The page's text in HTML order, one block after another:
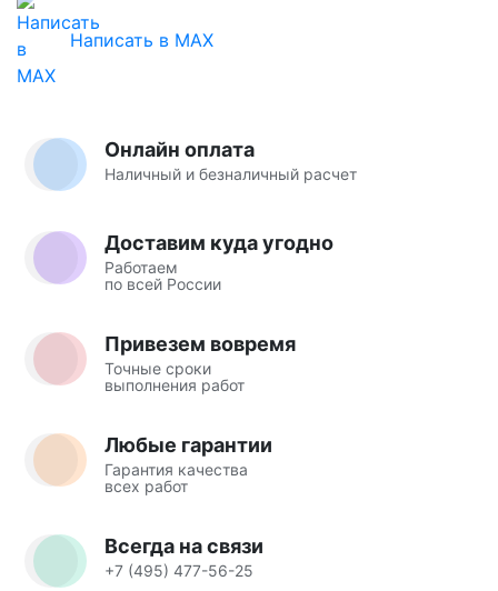
Написать в MAX
Онлайн оплата
Наличный и безналичный расчет
Доставим куда угодно
Работаем
по всей России
Привезем вовремя
Точные сроки
выполнения работ
Любые гарантии
Гарантия качества
всех работ
Всегда на связи
+7 (495) 477-56-25